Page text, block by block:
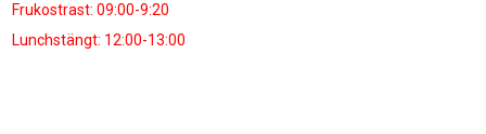
Frukostrast: 09:00-9:20
Lunchstängt: 12:00-13:00